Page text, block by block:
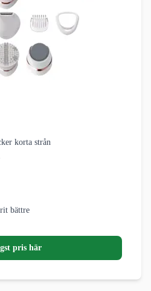
korta strån
bättre
pris här